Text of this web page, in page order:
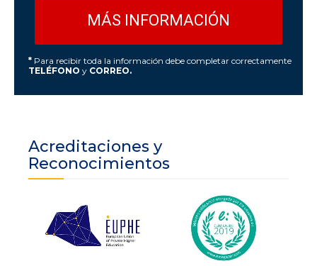
* Para recibir toda la información debe completar correctamente
TELÉFONO y CORREO.
Acreditaciones y
Reconocimientos